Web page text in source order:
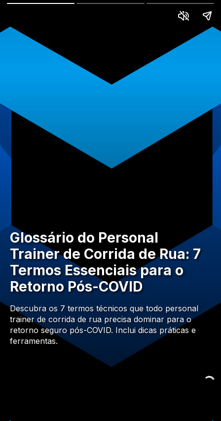
Glossário do Personal
Trainer de Corrida de Rua: 7
Termos Essenciais para o
Retorno Pós-COVID
Descubra os 7 termos técnicos que todo personal
trainer de corrida de rua precisa dominar para o
retorno seguro pós-COVID. Inclui dicas práticas e
ferramentas.